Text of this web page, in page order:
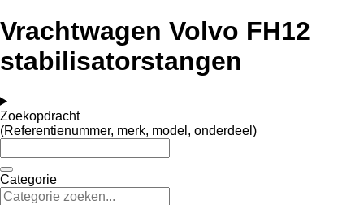
Vrachtwagen Volvo FH12
stabilisatorstangen
Zoekopdracht
(Referentienummer, merk, model, onderdeel)
Categorie